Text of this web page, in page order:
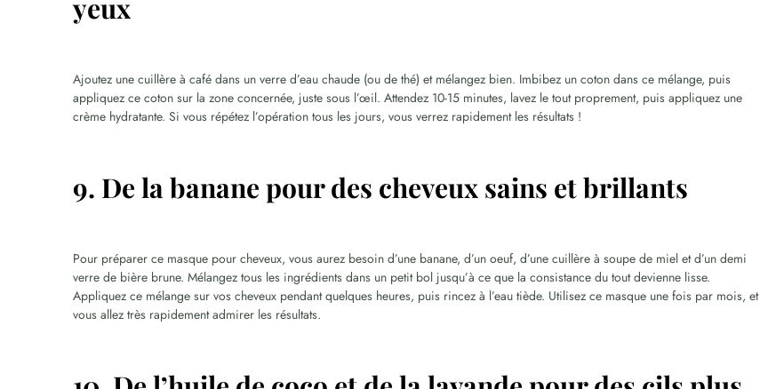
yeux
Ajoutez une cuillère à café dans un verre d’eau chaude (ou de thé) et mélangez bien. Imbibez un coton dans ce mélange, puis
appliquez ce coton sur la zone concernée, juste sous l’œil. Attendez 10-15 minutes, lavez le tout proprement, puis appliquez une
crème hydratante. Si vous répétez l’opération tous les jours, vous verrez rapidement les résultats !
9. De la banane pour des cheveux sains et brillants
Pour préparer ce masque pour cheveux, vous aurez besoin d’une banane, d’un oeuf, d’une cuillère à soupe de miel et d’un demi
verre de bière brune. Mélangez tous les ingrédients dans un petit bol jusqu’à ce que la consistance du tout devienne lisse.
Appliquez ce mélange sur vos cheveux pendant quelques heures, puis rincez à l’eau tiède. Utilisez ce masque une fois par mois, et
vous allez très rapidement admirer les résultats.